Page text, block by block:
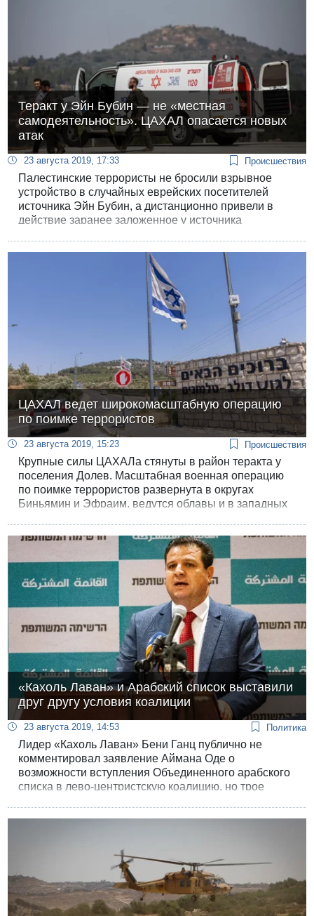
Теракт у Эйн Бубин — не «местная
самодеятельность». ЦАХАЛ опасается новых
атак
23 августа 2019, 17:33 Происшествия
Палестинские террористы не бросили взрывное
устройство в случайных еврейских посетителей
источника Эйн Бубин, а дистанционно привели в
действие заранее заложенное у источника
ЦАХАЛ ведет широкомасштабную операцию
по поимке террористов
23 августа 2019, 15:23 Происшествия
Крупные силы ЦАХАЛа стянуты в район теракта у
поселения Долев. Масштабная военная операцию
по поимке террористов развернута в округах
Биньямин и Эфраим, ведутся облавы и в западных
«Кахоль Лаван» и Арабский список выставили
друг другу условия коалиции
23 августа 2019, 14:53 Политика
Лидер «Кахоль Лаван» Бени Ганц публично не
комментировал заявление Аймана Оде о
возможности вступления Объединенного арабского
списка в лево-центристскую коалицию, но трое